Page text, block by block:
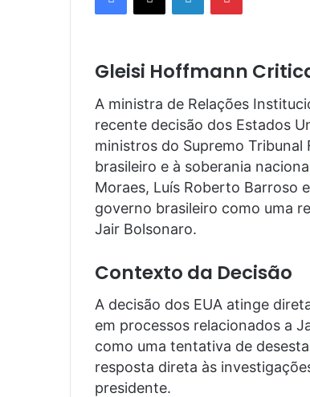
Gleisi Hoffmann
A ministra de Relações
recente decisão dos Estados
ministros do Supremo
brasileiro e à soberania
Moraes, Luís Roberto Barroso
governo brasileiro como uma
Jair Bolsonaro.
Contexto da Decisão
A decisão dos EUA atinge
em processos relacionados a
como uma tentativa de
resposta direta às
presidente.